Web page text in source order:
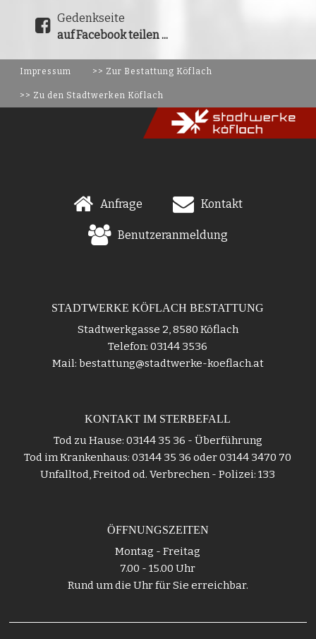
Gedenkseite
auf Facebook teilen ...
Impressum >> Zur Bestattung Köflach
>> Zu den Stadtwerken Köflach
Anfrage Kontakt
Benutzeranmeldung
STADTWERKE KÖFLACH BESTATTUNG
Stadtwerkgasse 2, 8580 Köflach
Telefon: 03144 3536
Mail: bestattung@stadtwerke-koeflach.at
KONTAKT IM STERBEFALL
Tod zu Hause: 03144 35 36 - Überführung
Tod im Krankenhaus: 03144 35 36 oder 03144 3470 70
Unfalltod, Freitod od. Verbrechen - Polizei: 133
ÖFFNUNGSZEITEN
Montag - Freitag
7.00 - 15.00 Uhr
Rund um die Uhr für Sie erreichbar.